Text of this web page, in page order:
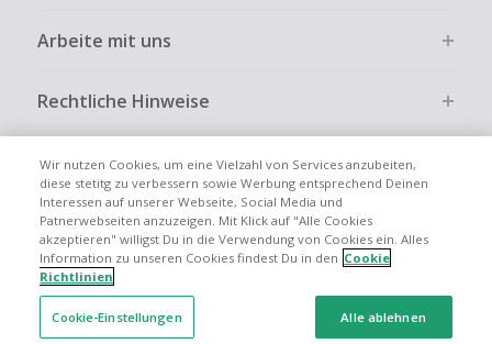
Cashback ausgeschlossen.
über TopCashback gestartet wurde.
Arbeite mit uns
Rechtliche Hinweise
Globale Websites UK US CN JP FR AU
Wir nutzen Cookies, um eine Vielzahl von Services anzubeiten,
diese stetitg zu verbessern sowie Werbung entsprechend Deinen
Interessen auf unserer Webseite, Social Media und
Patnerwebseiten anzuzeigen. Mit Klick auf "Alle Cookies
akzeptieren" willigst Du in die Verwendung von Cookies ein. Alles
Information zu unseren Cookies findest Du in den Cookie
Richtlinien
Cookie-Einstellungen Alle ablehnen